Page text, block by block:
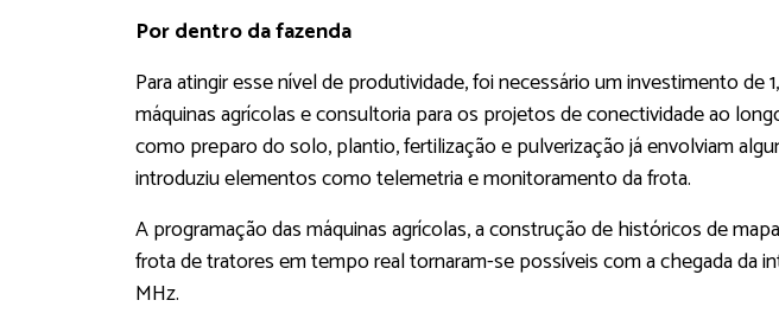
Por dentro da fazenda
Para atingir esse nível de produtividade, foi necessário um investimento
máquinas agrícolas e consultoria para os projetos de conectividade ao
como preparo do solo, plantio, fertilização e pulverização já envolviam
introduziu elementos como telemetria e monitoramento da frota.
A programação das máquinas agrícolas, a construção de históricos de
frota de tratores em tempo real tornaram-se possíveis com a chegada da
MHz.